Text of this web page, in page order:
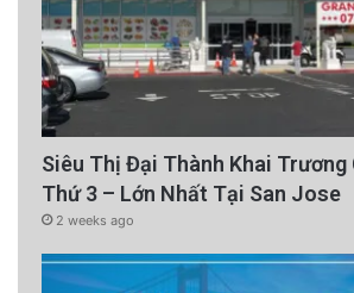
Siêu Thị Đại Thành Khai Trương
Thứ 3 – Lớn Nhất Tại San Jose
2 weeks ago